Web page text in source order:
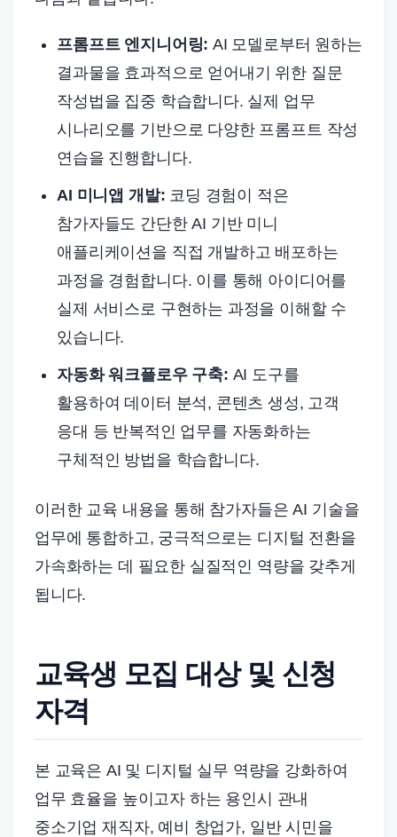
프롬프트 엔지니어링: AI 모델로부터 원하는
결과물을 효과적으로 얻어내기 위한 질문
작성법을 집중 학습합니다. 실제 업무
시나리오를 기반으로 다양한 프롬프트 작성
연습을 진행합니다.
AI 미니앱 개발: 코딩 경험이 적은
참가자들도 간단한 AI 기반 미니
애플리케이션을 직접 개발하고 배포하는
과정을 경험합니다. 이를 통해 아이디어를
실제 서비스로 구현하는 과정을 이해할 수
있습니다.
자동화 워크플로우 구축: AI 도구를
활용하여 데이터 분석, 콘텐츠 생성, 고객
응대 등 반복적인 업무를 자동화하는
구체적인 방법을 학습합니다.
이러한 교육 내용을 통해 참가자들은 AI 기술을
업무에 통합하고, 궁극적으로는 디지털 전환을
가속화하는 데 필요한 실질적인 역량을 갖추게
됩니다.
교육생 모집 대상 및 신청
자격
본 교육은 AI 및 디지털 실무 역량을 강화하여
업무 효율을 높이고자 하는 용인시 관내
중소기업 재직자, 예비 창업가, 일반 시민을